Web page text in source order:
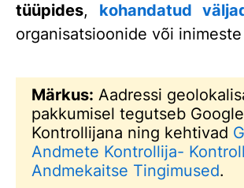
tüüpides, kohandatud
organisatsioonide või inimeste
Märkus: Aadressi
pakkumisel tegutseb
Kontrollijana ning kehtivad
Andmete Kontrollija-
Andmekaitse Tingimused.